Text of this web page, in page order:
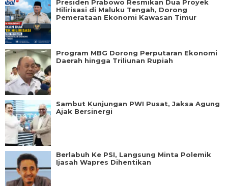
Presiden Prabowo Resmikan Dua Proyek
Hilirisasi di Maluku Tengah, Dorong
Pemerataan Ekonomi Kawasan Timur
Program MBG Dorong Perputaran Ekonomi
Daerah hingga Triliunan Rupiah
Sambut Kunjungan PWI Pusat, Jaksa Agung
Ajak Bersinergi
Berlabuh Ke PSI, Langsung Minta Polemik
Ijasah Wapres Dihentikan